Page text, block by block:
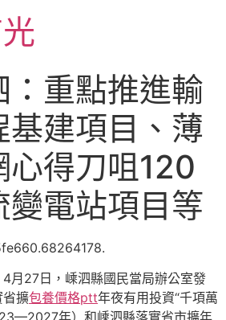
：重點推進輸
基建項目、薄
心得刀咀120
變電站項目等
月27日，嵊泗縣國民當局辦公室發
省擴包養價格ptt年夜有用投資“千項萬